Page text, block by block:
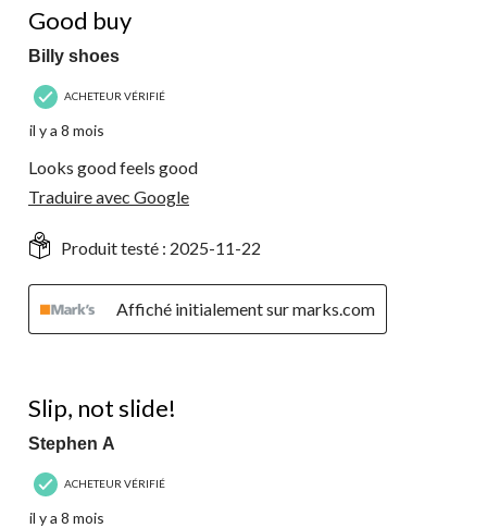
Good buy
Billy shoes
ACHETEUR VÉRIFIÉ
il y a 8 mois
Looks good feels good
Traduire avec Google
Produit testé : 2025-11-22
Affiché initialement sur marks.com
Slip, not slide!
Stephen A
ACHETEUR VÉRIFIÉ
il y a 8 mois